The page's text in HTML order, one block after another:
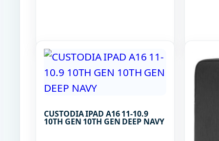
CUSTODIA IPAD A16 11-10.9
10TH GEN 10TH GEN DEEP NAVY